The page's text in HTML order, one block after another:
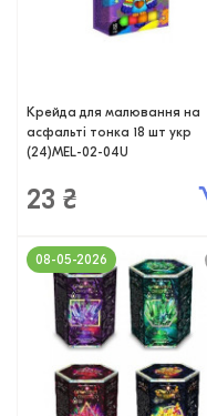
Крейда для малювання на
асфальті тонка 18 шт укр
(24)MEL-02-04U
23 ₴
08-05-2026